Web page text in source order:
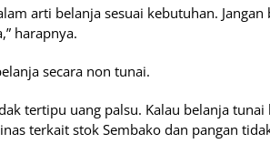
arti belanja sesuai kebutuhan.
harapnya.
secara non tunai.
tertipu uang palsu. Kalau belanja
terkait stok Sembako dan pangan